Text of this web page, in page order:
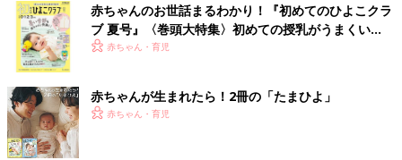
赤ちゃんのお世話まるわかり！『初めてのひよこクラ
ブ 夏号』〈巻頭大特集〉初めての授乳がうまくい
く！ おっぱい・ミルクの基本と夏のトラブル 解決テ
赤ちゃん・育児
赤ちゃんが生まれたら！2冊の「たまひよ」
赤ちゃん・育児